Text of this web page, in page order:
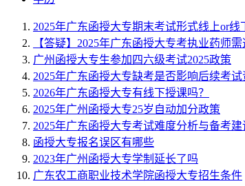
2025年广东函授大专期末考试形式线上or线
【答疑】2025年广东函授大专考执业药师需
广州函授大专生参加四六级考试2025政策
2025年广东函授大专缺考是否影响后续考试
2026年广东函授大专有线下授课吗？
2025年广州函授大专25岁自动加分政策
2025年广东函授大专考试难度分析与备考建
函授大专报名误区有哪些
2023年广州函授大专学制延长了吗
广东农工商职业技术学院函授大专招生条件